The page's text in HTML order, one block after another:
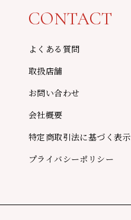
CONTACT
よくある質問
取扱店舗
お問い合わせ
会社概要
特定商取引法に基づく表示
プライバシーポリシー